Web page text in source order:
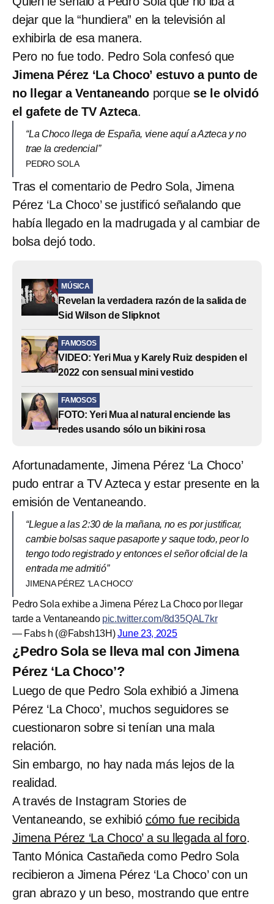
dejar que la “hundiera” en la televisión al
exhibirla de esa manera.
Pero no fue todo. Pedro Sola confesó que
Jimena Pérez ‘La Choco’ estuvo a punto de
no llegar a Ventaneando porque se le olvidó
el gafete de TV Azteca.
“La Choco llega de España, viene aquí a Azteca y no
trae la credencial”
PEDRO SOLA
Tras el comentario de Pedro Sola, Jimena
Pérez ‘La Choco’ se justificó señalando que
había llegado en la madrugada y al cambiar de
bolsa dejó todo.
MÚSICA
Revelan la verdadera razón de la salida de
Sid Wilson de Slipknot
FAMOSOS
VIDEO: Yeri Mua y Karely Ruiz despiden el
2022 con sensual mini vestido
FAMOSOS
FOTO: Yeri Mua al natural enciende las
redes usando sólo un bikini rosa
Afortunadamente, Jimena Pérez ‘La Choco’
pudo entrar a TV Azteca y estar presente en la
emisión de Ventaneando.
“Llegue a las 2:30 de la mañana, no es por justificar,
cambie bolsas saque pasaporte y saque todo, peor lo
tengo todo registrado y entonces el señor oficial de la
entrada me admitió”
JIMENA PÉREZ ‘LA CHOCO’
Pedro Sola exhibe a Jimena Pérez La Choco por llegar
tarde a Ventaneando pic.twitter.com/8d35QAL7kr
— Fabs h (@Fabsh13H)June 23, 2025
¿Pedro Sola se lleva mal con Jimena
Pérez ‘La Choco’?
Luego de que Pedro Sola exhibió a Jimena
Pérez ‘La Choco’, muchos seguidores se
cuestionaron sobre si tenían una mala
relación.
Sin embargo, no hay nada más lejos de la
realidad.
A través de Instagram Stories de
Ventaneando, se exhibiócómo fue recibida
Jimena Pérez ‘La Choco’ a su llegada al foro.
Tanto Mónica Castañeda como Pedro Sola
recibieron a Jimena Pérez ‘La Choco’ con un
gran abrazo y un beso, mostrando que entre